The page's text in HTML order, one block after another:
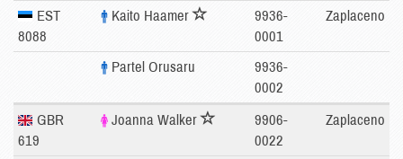
EST
8088
Kaito Haamer
9936-
0001
Zaplaceno
Partel Orusaru
9936-
0002
GBR
619
Joanna Walker
9906-
0022
Zaplaceno